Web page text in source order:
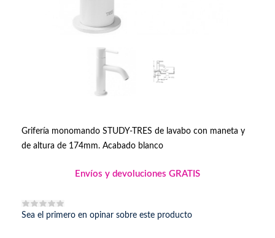
Grifería monomando STUDY-TRES de lavabo con maneta y
de altura de 174mm. Acabado blanco
Envíos y devoluciones GRATIS
Sea el primero en opinar sobre este producto